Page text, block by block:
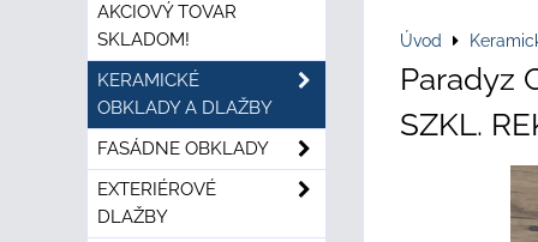
Úvod
Paradyz
SZKL.
AKCIOVÝ TOVAR
SKLADOM!
KERAMICKÉ
OBKLADY A DLAŽBY
FASÁDNE OBKLADY
EXTERIÉROVÉ
DLAŽBY